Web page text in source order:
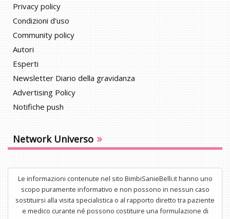
Privacy policy
Condizioni d'uso
Community policy
Autori
Esperti
Newsletter Diario della gravidanza
Advertising Policy
Notifiche push
Network Universo »
Le informazioni contenute nel sito BimbiSanieBelli.it hanno uno
scopo puramente informativo e non possono in nessun caso
sostituirsi alla visita specialistica o al rapporto diretto tra paziente
e medico curante né possono costituire una formulazione di